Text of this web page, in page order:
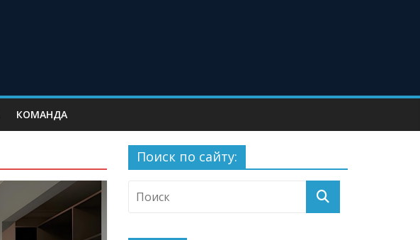
КОМАНДА
Поиск по сайту: